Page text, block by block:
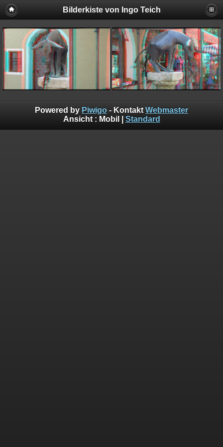
Bilderkiste von Ingo Teich
Powered by Piwigo - Kontakt Webmaster
Ansicht : Mobil Standard